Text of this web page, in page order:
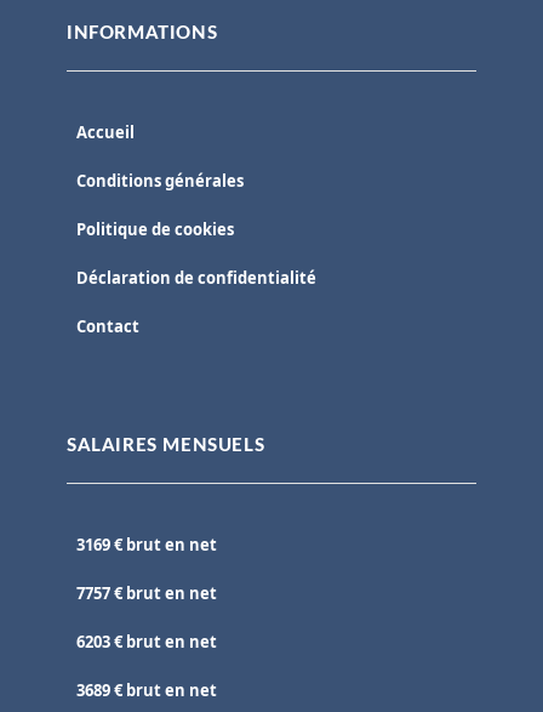
INFORMATIONS
Accueil
Conditions générales
Politique de cookies
Déclaration de confidentialité
Contact
SALAIRES MENSUELS
3169 € brut en net
7757 € brut en net
6203 € brut en net
3689 € brut en net